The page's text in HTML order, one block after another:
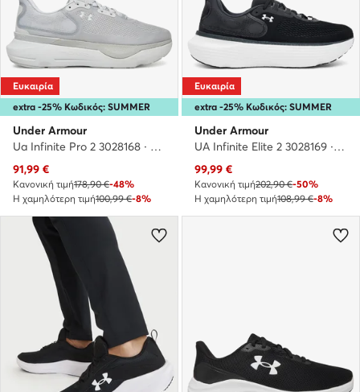
extra -25% Κωδικός: SUMMER
Ευκαιρία
Under Armour
Ua Infinite Pro 2 3028168 · Παπούτσια για Τρέξιμο
Τρέχουσα τιμή
91,99 €
Κανονική τιμή178,90 €-48%
Η χαμηλότερη τιμή100,99 €-8%
extra -25% Κωδικός: SUMMER
Ευκαιρία
Under Armour
UA Infinite Elite 2 3028169 · Παπούτσια για Τρέξιμο
Τρέχουσα τιμή
99,99 €
Κανονική τιμή202,90 €-50%
Η χαμηλότερη τιμή108,99 €-8%